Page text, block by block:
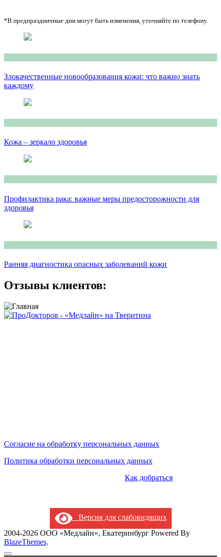
*В предпраздничные дни могут быть изменения, уточняйте по телефону.
Злокачественные новообразования кожи: что важно знать
каждому
Кожа – зеркало здоровья
Профилактика рака: важные меры предосторожности для
здоровья
Ранняя диагностика опасных заболеваний кожи
Отзывы клиентов:
Согласие на обработку персональных данных
Политика обработки персональных данных
Как добраться
Версия для слабовидящих
2004-2026 ООО «Медлайн», Екатеринбург Powered By
BlazeThemes.